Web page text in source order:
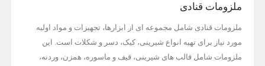
ملزومات قنادی
ملزومات قنادی شامل مجموعه ای از ابزارها، تجهیزات و مواد اولیه
مورد نیاز برای تهیه انواع شیرینی، کیک، دسر و شکلات است. این
ملزومات شامل قالب های شیرینی، قیف و ماسوره، همزن، وردنه،